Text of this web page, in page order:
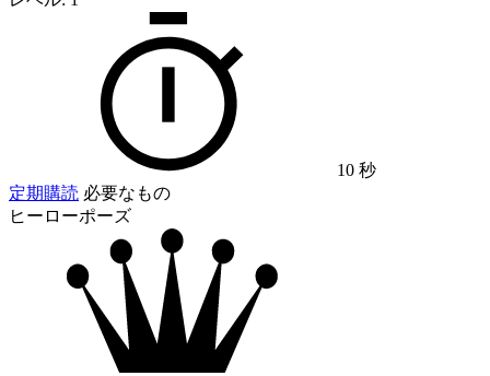
10 秒
定期購読 必要なもの
ヒーローポーズ